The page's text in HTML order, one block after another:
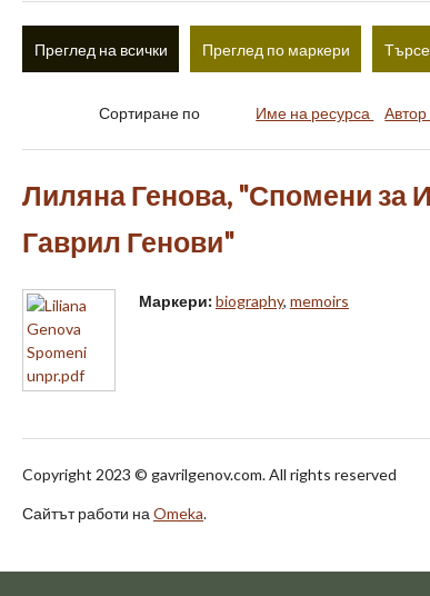
Преглед на всички Преглед по маркери
Сортиране по Име на ресурса Автор
Лиляна Генова, "Спомени за
Гаврил Генови"
Маркери:biography, memoirs
Copyright 2023 © gavrilgenov.com. All rights reserved
Сайтът работи на Omeka.